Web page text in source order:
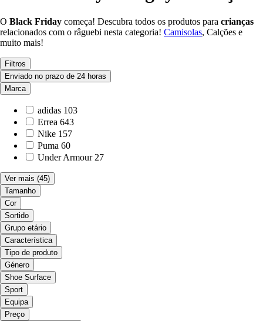
O Black Friday começa! Descubra todos os produtos para crianças
relacionados com o râguebi nesta categoria! Camisolas, Calções e
muito mais!
Filtros
Enviado no prazo de 24 horas
Marca
adidas 103
Errea 643
Nike 157
Puma 60
Under Armour 27
Ver mais (45)
Tamanho
Cor
Sortido
Grupo etário
Característica
Tipo de produto
Género
Shoe Surface
Sport
Equipa
Preço